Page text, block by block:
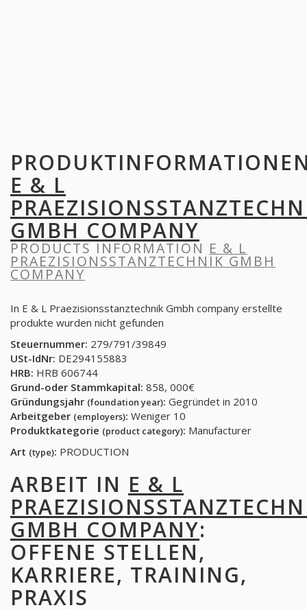
E & L
GMBH COMPANY
PRODUCTS INFORMATION E & L
PRAEZISIONSSTANZTECHNIK GMBH
COMPANY
In E & L Praezisionsstanztechnik Gmbh company erstellte
produkte wurden nicht gefunden
Steuernummer: 279/791/39849
USt-IdNr: DE294155883
HRB: HRB 606744
Grund-oder Stammkapital: 858, 000€
Gründungsjahr (foundation year): Gegründet in 2010
Arbeitgeber (employers): Weniger 10
Produktkategorie (product category): Manufacturer
Art (type): PRODUCTION
ARBEIT IN E & L
GMBH COMPANY:
OFFENE STELLEN,
KARRIERE, TRAINING,
PRAXIS